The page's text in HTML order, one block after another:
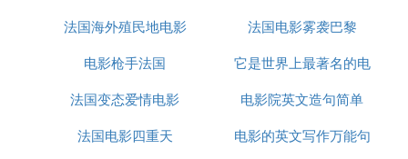
安迪对生活的遭遇一直都没有绝望，也没有像其他人
那样抱怨或者沉沦。每一天都怀揣些希望，并付诸自
面对苦难与不幸的动力。
你的救赎是什么呢？
的家乡英语
的英文电影
法国海外殖民地电影
法国电影雾袭巴黎
电影枪手法国
它是世界上最著名的电
影奖项之一的英文
法国变态爱情电影
电影院英文造句简单
法国电影四重天
电影的英文写作万能句